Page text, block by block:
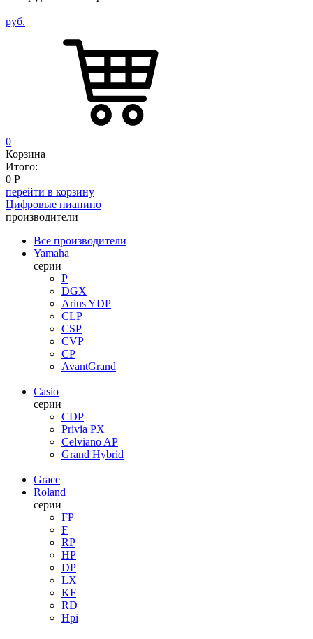
руб.
0
Корзина
Итого:
0 Р
перейти в корзину
Цифровые пианино
производители
Все производители
Yamaha
серии
P
DGX
Arius YDP
CLP
CSP
CVP
CP
AvantGrand
Casio
серии
CDP
Privia PX
Celviano AP
Grand Hybrid
Grace
Roland
серии
FP
F
RP
HP
DP
LX
KF
RD
Hpi